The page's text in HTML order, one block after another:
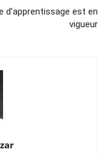
d’apprentissage est en
vigueur